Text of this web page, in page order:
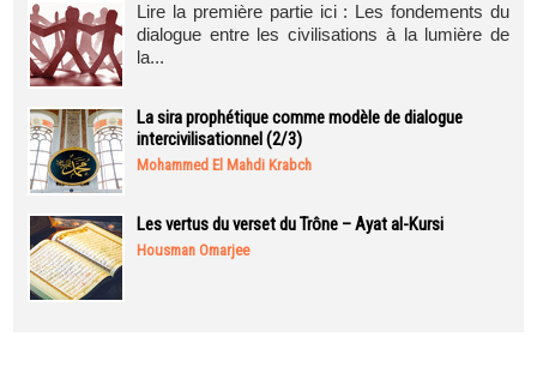
Lire la première partie ici : Les fondements du
dialogue entre les civilisations à la lumière de
la...
La sira prophétique comme modèle de dialogue
intercivilisationnel (2/3)
Mohammed El Mahdi Krabch
Les vertus du verset du Trône – Ayat al-Kursi
Housman Omarjee